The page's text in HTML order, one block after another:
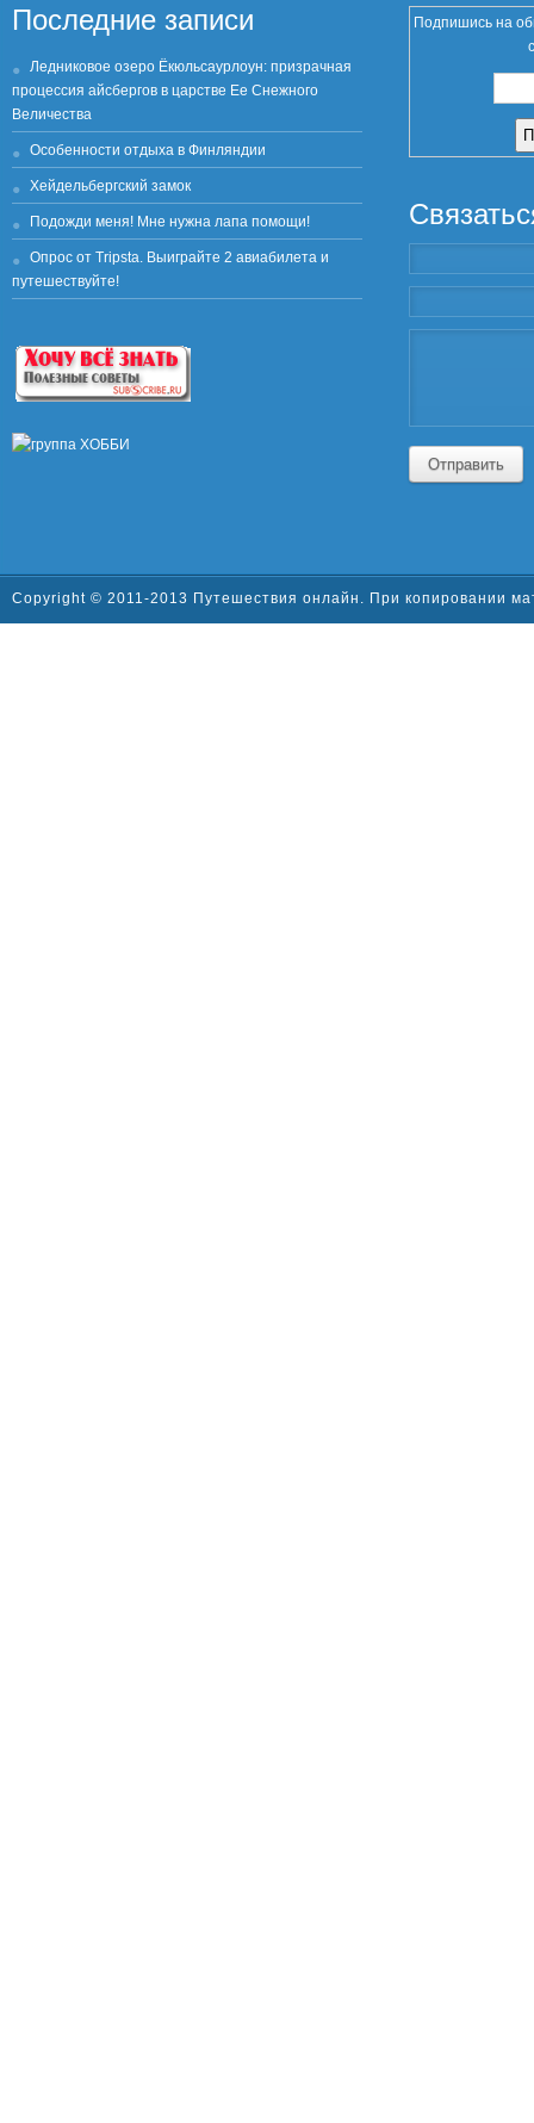
Последние записи
Ледниковое озеро Ёкюльсаурлоун: призрачная
процессия айсбергов в царстве Ее Снежного
Величества
Особенности отдыха в Финляндии
Хейдельбергский замок
Подожди меня! Мне нужна лапа помощи!
Опрос от Tripsta. Выиграйте 2 авиабилета и
путешествуйте!
Подпишись на
Отправить
Copyright © 2011-2013 Путешествия онлайн. При копировании